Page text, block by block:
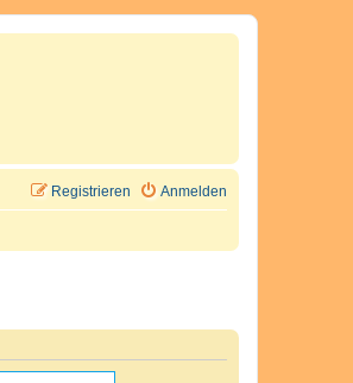
Anmelden
Registrieren